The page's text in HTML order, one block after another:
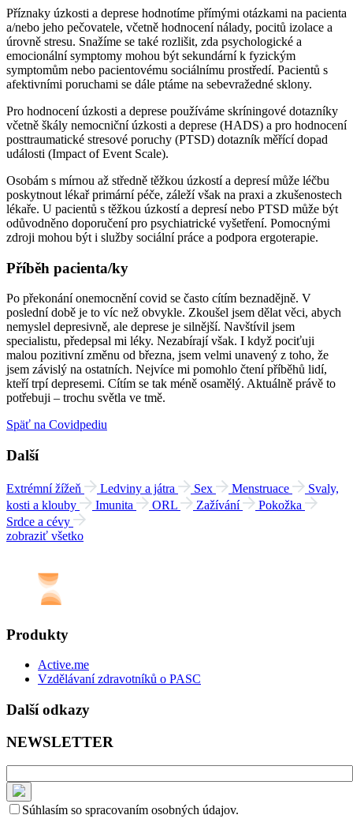
Příznaky úzkosti a deprese hodnotíme přímými otázkami na pacienta
a/nebo jeho pečovatele, včetně hodnocení nálady, pocitů izolace a
úrovně stresu. Snažíme se také rozlišit, zda psychologické a
emocionální symptomy mohou být sekundární k fyzickým
symptomům nebo pacientovému sociálnímu prostředí. Pacientů s
afektivními poruchami se dále ptáme na sebevražedné sklony.
Pro hodnocení úzkosti a deprese používáme skríningové dotazníky
včetně škály nemocniční úzkosti a deprese (HADS) a pro hodnocení
posttraumatické stresové poruchy (PTSD) dotazník měřící dopad
události (Impact of Event Scale).
Osobám s mírnou až středně těžkou úzkostí a depresí může léčbu
poskytnout lékař primární péče, záleží však na praxi a zkušenostech
lékaře. U pacientů s těžkou úzkostí a depresí nebo PTSD může být
odůvodněno doporučení pro psychiatrické vyšetření. Pomocnými
zdroji mohou být i služby sociální práce a podpora ergoterapie.
Příběh pacienta/ky
Po překonání onemocnění covid se často cítím beznadějně. V
poslední době je to víc než obvykle. Zkoušel jsem dělat věci, abych
nemyslel depresivně, ale deprese je silnější. Navštívil jsem
specialistu, předepsal mi léky. Nezabírají však. I když pociťuji
malou pozitivní změnu od března, jsem velmi unavený z toho, že
jsem závislý na ostatních. Nejvíce mi pomohlo čtení příběhů lidí,
kteří trpí depresemi. Cítím se tak méně osamělý. Aktuálně právě to
potřebuji – trochu světla ve tmě.
Späť na Covidpediu
Další
Extrémní žížeň Ledviny a játra Sex Menstruace
Svaly,
kosti a klouby
Imunita ORL Zažívání
Pokožka
Srdce a cévy
zobraziť všetko
Produkty
Active.me
Vzdělávaní zdravotníků o PASC
Další odkazy
NEWSLETTER
Súhlasím so spracovaním osobných údajov.